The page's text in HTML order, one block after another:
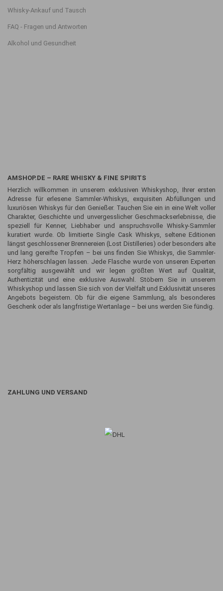
Whisky-Ankauf und Tausch
FAQ - Fragen und Antworten
Alkohol und Gesundheit
AMSHOP.DE – RARE WHISKY & FINE SPIRITS
Herzlich willkommen in unserem exklusiven Whiskyshop, Ihrer ersten
Adresse für erlesene Sammler-Whiskys, exquisiten Abfüllungen und
luxuriösen Whiskys für den Genießer. Tauchen Sie ein in eine Welt voller
Charakter, Geschichte und unvergesslicher Geschmackserlebnisse, die
speziell für Kenner, Liebhaber und anspruchsvolle Whisky-Sammler
kuratiert wurde. Ob limitierte Single Cask Whiskys, seltene Editionen
längst geschlossener Brennereien (Lost Distilleries) oder besonders alte
und lang gereifte Tropfen – bei uns finden Sie Whiskys, die Sammler-
Herz höherschlagen lassen. Jede Flasche wurde von unseren Experten
sorgfältig ausgewählt und wir legen größten Wert auf Qualität,
Authentizität und eine exklusive Auswahl. Stöbern Sie in unserem
Whiskyshop und lassen Sie sich von der Vielfalt und Exklusivität unseres
Angebots begeistern. Ob für die eigene Sammlung, als besonderes
Geschenk oder als langfristige Wertanlage – bei uns werden Sie fündig.
ZAHLUNG UND VERSAND